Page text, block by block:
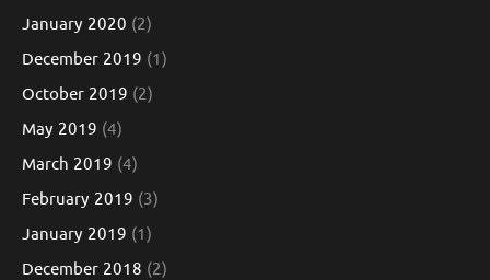
January 2020 (2)
December 2019 (1)
October 2019 (2)
May 2019 (4)
March 2019 (4)
February 2019 (3)
January 2019 (1)
December 2018 (2)